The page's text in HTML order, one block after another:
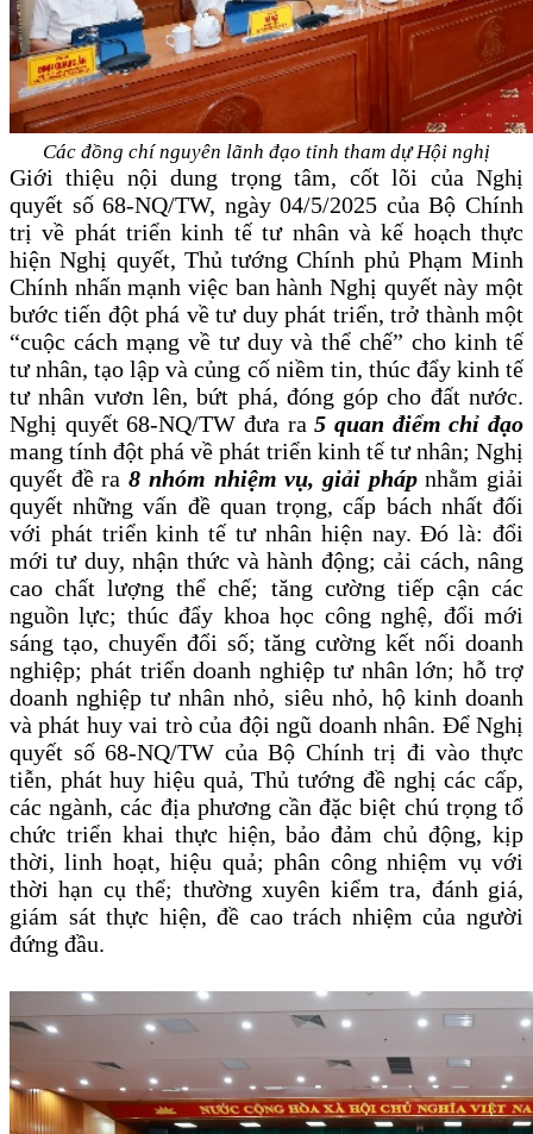
Các đồng chí nguyên lãnh đạo tỉnh tham dự Hội nghị
Giới thiệu nội dung trọng tâm, cốt lõi của Nghị
quyết số 68-NQ/TW, ngày04/5/2025 của Bộ Chính
trị về phát triển kinh tế tư nhân và kế hoạch thực
hiện Nghị quyết, Thủ tướng Chính phủ Phạm Minh
Chính nhấn mạnh việc ban hành Nghị quyết này một
bước tiến đột phá về tư duy phát triển, trở thành một
“cuộc cách mạng về tư duy và thể chế” cho kinh tế
tư nhân, tạo lập và củng cố niềm tin, thúc đẩy kinh tế
tư nhân vươn lên, bứt phá, đóng góp cho đất nước.
Nghị quyết 68-NQ/TW đưa ra5 quan điểm chỉ đạo
mang tính đột phá về phát triển kinh tế tư nhân; Nghị
quyết đề ra8 nhóm nhiệm vụ, giải pháp nhằm giải
quyết những vấn đề quan trọng, cấp bách nhất đối
với phát triển kinh tế tư nhân hiện nay. Đó là: đổi
mới tư duy, nhận thức và hành động; cải cách, nâng
cao chất lượng thể chế; tăng cường tiếp cận các
nguồn lực; thúc đẩy khoa học công nghệ, đổi mới
sáng tạo, chuyển đổi số; tăng cường kết nối doanh
nghiệp; phát triển doanh nghiệp tư nhân lớn; hỗ trợ
doanh nghiệp tư nhân nhỏ, siêu nhỏ, hộ kinh doanh
và phát huy vai trò của đội ngũ doanh nhân. Để Nghị
quyết số 68-NQ/TW của Bộ Chính trị đi vào thực
tiễn, phát huy hiệu quả, Thủ tướng đề nghị các cấp,
các ngành, các địa phương cần đặc biệt chú trọng tổ
chức triển khai thực hiện, bảo đảm chủ động, kịp
thời, linh hoạt, hiệu quả; phân công nhiệm vụ với
thời hạn cụ thể; thường xuyên kiểm tra, đánh giá,
giám sát thực hiện, đề cao trách nhiệm của người
đứng đầu.